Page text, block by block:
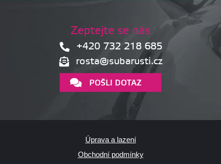
Zeptejte se nás
+420 732 218 685
rosta@subarusti.cz
POŠLI DOTAZ
Úprava a lazení
Obchodní podmínky